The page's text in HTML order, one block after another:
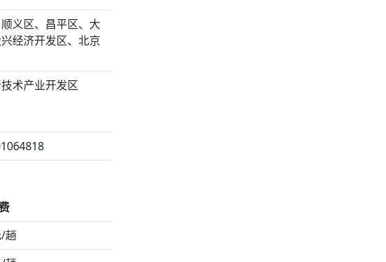
义区、昌平区、大
经济开发区、北京
术产业开发区
趟